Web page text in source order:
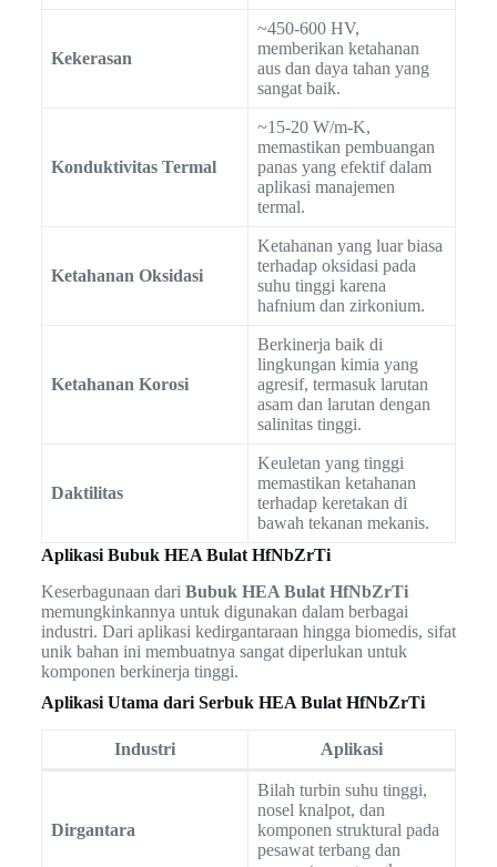
Kekerasan
~450-600 HV,
memberikan ketahanan
aus dan daya tahan yang
sangat baik.
Konduktivitas Termal
~15-20 W/m-K,
memastikan pembuangan
panas yang efektif dalam
aplikasi manajemen
termal.
Ketahanan Oksidasi
Ketahanan yang luar biasa
terhadap oksidasi pada
suhu tinggi karena
hafnium dan zirkonium.
Ketahanan Korosi
Berkinerja baik di
lingkungan kimia yang
agresif, termasuk larutan
asam dan larutan dengan
salinitas tinggi.
Daktilitas
Keuletan yang tinggi
memastikan ketahanan
terhadap keretakan di
bawah tekanan mekanis.
Aplikasi Bubuk HEA Bulat HfNbZrTi
Keserbagunaan dari Bubuk HEA Bulat HfNbZrTi
memungkinkannya untuk digunakan dalam berbagai
industri. Dari aplikasi kedirgantaraan hingga biomedis, sifat
unik bahan ini membuatnya sangat diperlukan untuk
komponen berkinerja tinggi.
Aplikasi Utama dari Serbuk HEA Bulat HfNbZrTi
Industri Aplikasi
Dirgantara
Bilah turbin suhu tinggi,
nosel knalpot, dan
komponen struktural pada
pesawat terbang dan